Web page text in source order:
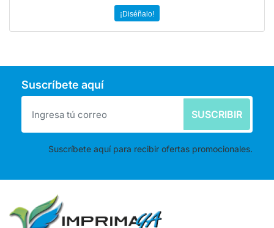
¡Diséñalo!
Suscríbete aquí
SUSCRIBIR
Suscríbete aquí para recibir ofertas promocionales.